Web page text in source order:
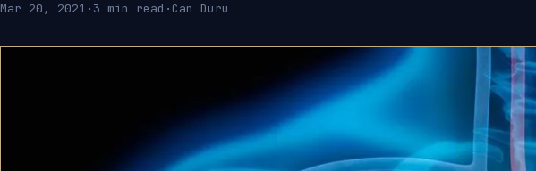
Mar 20, 2021 · 3 min read · Can Duru